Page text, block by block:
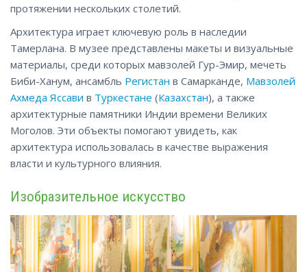
протяжении нескольких столетий.
Архитектура играет ключевую роль в наследии
Тамерлана. В музее представлены макеты и визуальные
материалы, среди которых мавзолей Гур-Эмир, мечеть
Биби-Ханум, ансамбль Регистан в Самарканде, Мавзолей
Ахмеда Яссави в Туркестане (Казахстан), а также
архитектурные памятники Индии времени Великих
Моголов. Эти объекты помогают увидеть, как
архитектура использовалась в качестве выражения
власти и культурного влияния.
Изобразительное искусство